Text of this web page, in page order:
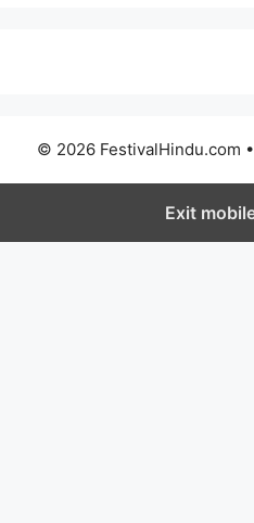
© 2026 FestivalHindu.com
Exit